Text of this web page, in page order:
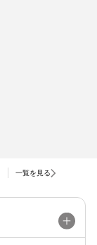
一覧を見る